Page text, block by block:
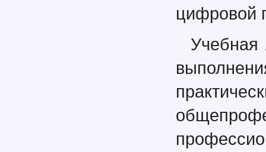
цифровой
Учебная